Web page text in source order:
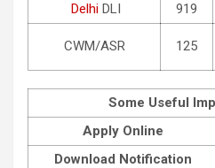
Delhi DLI 919
CWM/ASR 125
Some Useful
Apply Online
Download Notification